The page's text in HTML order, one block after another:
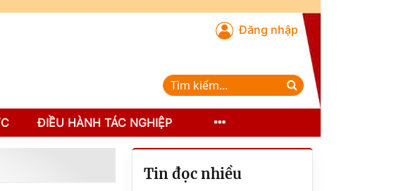
Đăng nhập
ĐIỀU HÀNH TÁC NGHIỆP
Tin đọc nhiều